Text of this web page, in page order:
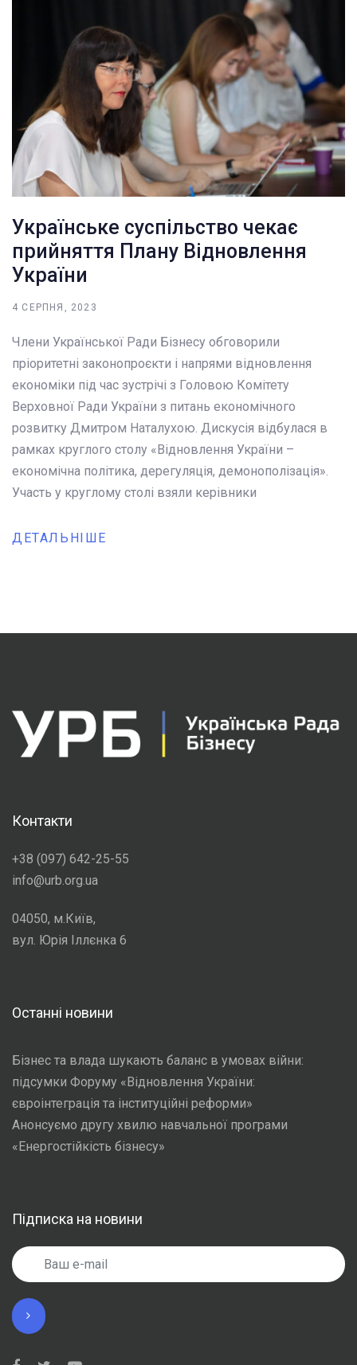
Українське суспільство чекає
прийняття Плану Відновлення
України
4 СЕРПНЯ, 2023
Члени Української Ради Бізнесу обговорили
пріоритетні законопроєкти і напрями відновлення
економіки під час зустрічі з Головою Комітету
Верховної Ради України з питань економічного
розвитку Дмитром Наталухою. Дискусія відбулася в
рамках круглого столу «Відновлення України –
економічна політика, дерегуляція, демонополізація».
Участь у круглому столі взяли керівники
ДЕТАЛЬНІШЕ
Контакти
+38 (097) 642-25-55
info@urb.org.ua
04050, м.Київ,
вул. Юрія Іллєнка 6
Останні новини
Бізнес та влада шукають баланс в умовах війни:
підсумки Форуму «Відновлення України:
євроінтеграція та інституційні реформи»
Анонсуємо другу хвилю навчальної програми
«Енергостійкість бізнесу»
Підписка на новини